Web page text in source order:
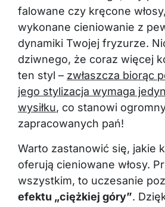
falowane czy kręcone
wykonane cieniowanie z
dynamiki Twojej fryzurze.
dziwnego, że coraz więcej
ten styl – zwłaszcza biorąc
jego stylizacja wymaga
wysiłku, co stanowi
zapracowanych pań!
Warto zastanowić się, jakie
oferują cieniowane włosy.
wszystkim, to uczesanie
efektu „ciężkiej góry”.